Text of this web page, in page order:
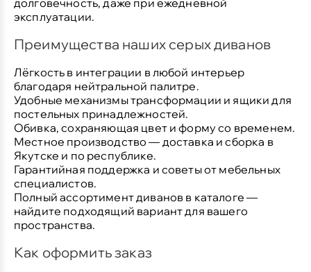
эксплуатации.
Преимущества наших серых диванов
Лёгкость в интеграции в любой интерьер
благодаря нейтральной палитре.
Удобные механизмы трансформации и ящики для
постельных принадлежностей.
Обивка, сохраняющая цвет и форму со временем.
Местное производство — доставка и сборка в
Якутске и по республике.
Гарантийная поддержка и советы от мебельных
специалистов.
Полный ассортимент диванов в каталоге —
найдите подходящий вариант для вашего
пространства.
Как оформить заказ